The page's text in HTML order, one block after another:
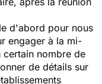
d'abord pour nous
engager à la mi-
nombre de
de détails sur